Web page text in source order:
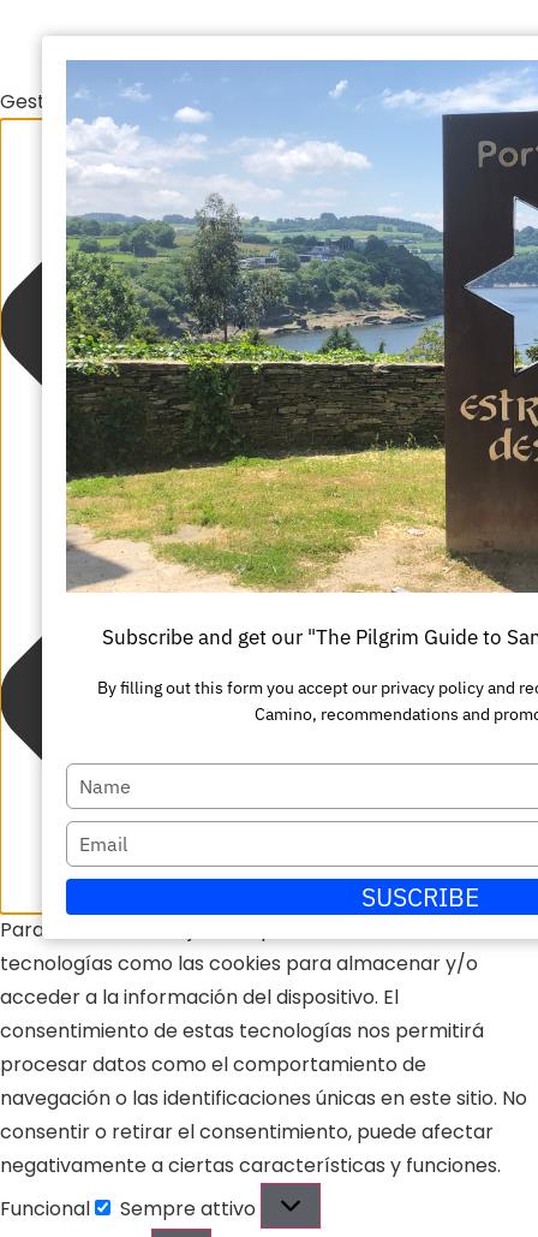
Gestionar el consentimiento de las cookies
Para ofrecer las mejores experiencias, utilizamos
tecnologías como las cookies para almacenar y/o
acceder a la información del dispositivo. El
consentimiento de estas tecnologías nos permitirá
procesar datos como el comportamiento de
navegación o las identificaciones únicas en este sitio. No
consentir o retirar el consentimiento, puede afectar
negativamente a ciertas características y funciones.
Funcional
Sempre attivo
Subscribe and get our "The Pilgrim Guide to
By filling out this form you accept our privacy policy and
Camino, recommendations and
Escriba
su
nombre
Escriba
su
correo
electrónico
SUSCRIBE